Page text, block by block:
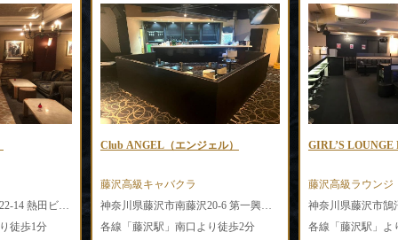
神奈川県藤沢市南藤沢22-14 熱田ビル2F
徒歩1分
Club ANGEL（エンジェル）
藤沢高級キャバクラ
神奈川県藤沢市南藤沢20-6 第一興産23号 6F
各線「藤沢駅」南口より徒歩2分
GIRL’S
藤沢高級ラウンジ
各線「藤沢駅」よ